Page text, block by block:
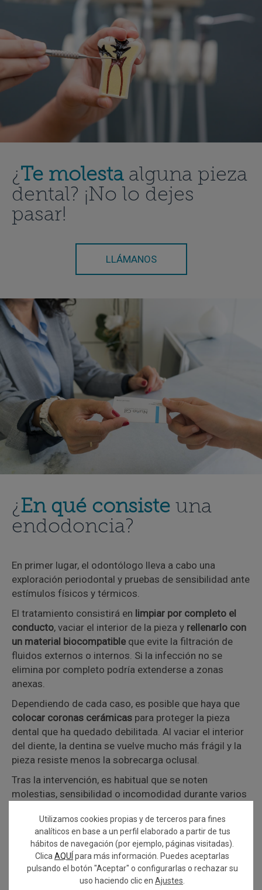
¿Te molestaalguna pieza
dental? ¡No lo dejes
pasar!
LLÁMANOS
¿En qué consiste una
endodoncia?
En primer lugar, el odontólogo lleva a cabo una
exploración periodontal y pruebas de sensibilidad ante
estímulos físicos y térmicos.
El tratamiento consistirá en limpiar por completo el
conducto, vaciar el interior de la pieza y rellenarlo con
un material biocompatible que evite la filtración de
fluidos externos o internos. Si la infección no se
elimina por completo podría extenderse a zonas
anexas.
Dependiendo de cada caso, es posible que haya que
colocar coronas cerámicas para proteger la pieza
dental que ha quedado debilitada. Al vaciar el interior
del diente, la dentina se vuelve mucho más frágil y la
pieza resiste menos la sobrecarga oclusal.
Tras la intervención, es habitual que se noten
molestias, sensibilidad o incomodidad durante varios
Utilizamos cookies propias y de terceros para fines
analíticos en base a un perfil elaborado a partir de tus
hábitos de navegación (por ejemplo, páginas visitadas).
Clica AQUÍ para más información. Puedes aceptarlas
pulsando el botón "Aceptar" o configurarlas o rechazar su
uso haciendo clic en Ajustes